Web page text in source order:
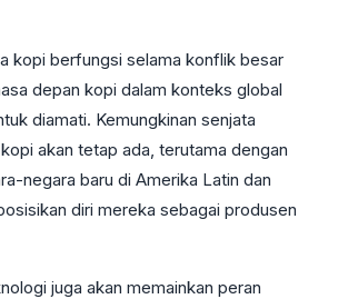
kopi berfungsi selama konflik besar
depan kopi dalam konteks global
diamati. Kemungkinan senjata
akan tetap ada, terutama dengan
negara baru di Amerika Latin dan
diri mereka sebagai produsen
juga akan memainkan peran